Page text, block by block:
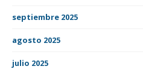
septiembre 2025
agosto 2025
julio 2025